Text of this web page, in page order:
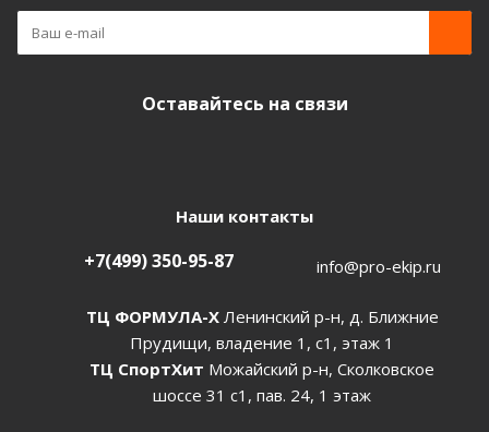
Оставайтесь на связи
Наши контакты
+7(499) 350-95-87 info@pro-ekip.ru
ТЦ ФОРМУЛА-ХЛенинский р-н, д. Ближние
Прудищи, владение 1, с1, этаж 1
ТЦ СпортХит Можайский р-н, Сколковское
шоссе 31 с1, пав. 24, 1 этаж